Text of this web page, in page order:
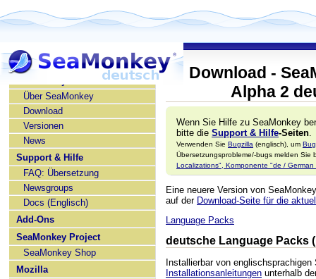
SeaMonkey deutsch
Über SeaMonkey
Download
Versionen
News
Support & Hilfe
FAQ: Übersetzung
Newsgroups
Docs (Englisch)
Add-Ons
SeaMonkey Project
SeaMonkey Shop
Mozilla
Download -
Alpha 2
Wenn Sie Hilfe zu SeaMonkey
bitte die Support & Hilfe-Seiten
Verwenden Sie Bugzilla (englisch), um
Übersetzungsprobleme/-bugs melden Sie
Localizations", Komponente "de / German
Eine neuere Version von
auf der Download-Seite für die
Language Packs
deutsche Language Packs
Installierbar von englischsprachigen
Installationsanleitungen unterhalb